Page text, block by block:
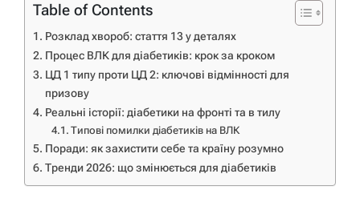
Table of Contents
Розклад хвороб: стаття 13 у деталях
Процес ВЛК для діабетиків: крок за кроком
ЦД 1 типу проти ЦД 2: ключові відмінності для
призову
Реальні історії: діабетики на фронті та в тилу
Типові помилки діабетиків на ВЛК
Поради: як захистити себе та країну розумно
Тренди 2026: що змінюється для діабетиків